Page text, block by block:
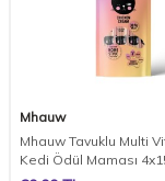
Mhauw
Mhauw Tavuklu Multi
Kedi Ödül Maması